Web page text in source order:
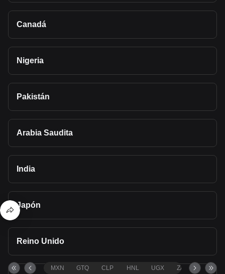
Canadá
Nigeria
Pakistán
Arabia Saudita
India
Japón
Reino Unido
MXN GTQ CLP HNL UGX ZAR TND